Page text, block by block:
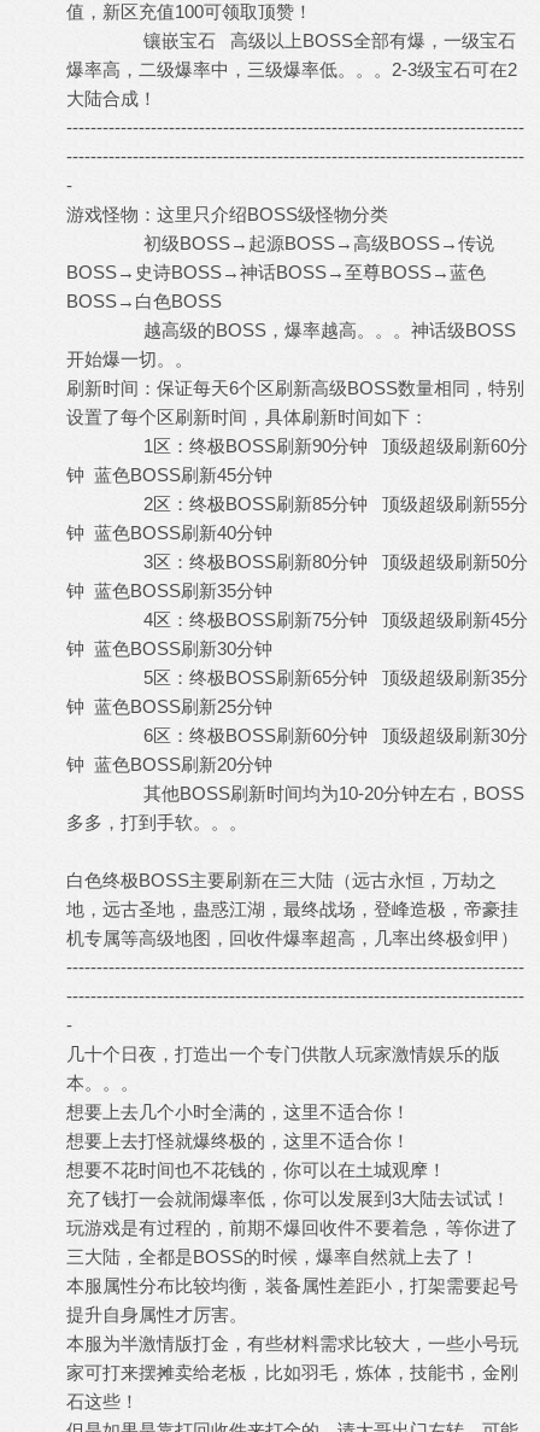
值，新区充值100可领取顶赞！
镶嵌宝石 高级以上BOSS全部有爆，一级宝石
爆率高，二级爆率中，三级爆率低。。。2-3级宝石可在2
大陆合成！
----------------------------------------------------------------------------
----------------------------------------------------------------------------
-
游戏怪物：这里只介绍BOSS级怪物分类
初级BOSS→起源BOSS→高级BOSS→传说
BOSS→史诗BOSS→神话BOSS→至尊BOSS→蓝色
BOSS→白色BOSS
越高级的BOSS，爆率越高。。。神话级BOSS
开始爆一切。。
刷新时间：保证每天6个区刷新高级BOSS数量相同，特别
设置了每个区刷新时间，具体刷新时间如下：
1区：终极BOSS刷新90分钟 顶级超级刷新60分
钟 蓝色BOSS刷新45分钟
2区：终极BOSS刷新85分钟 顶级超级刷新55分
钟 蓝色BOSS刷新40分钟
3区：终极BOSS刷新80分钟 顶级超级刷新50分
钟 蓝色BOSS刷新35分钟
4区：终极BOSS刷新75分钟 顶级超级刷新45分
钟 蓝色BOSS刷新30分钟
5区：终极BOSS刷新65分钟 顶级超级刷新35分
钟 蓝色BOSS刷新25分钟
6区：终极BOSS刷新60分钟 顶级超级刷新30分
钟 蓝色BOSS刷新20分钟
其他BOSS刷新时间均为10-20分钟左右，BOSS
多多，打到手软。。。
白色终极BOSS主要刷新在三大陆（远古永恒，万劫之
地，远古圣地，蛊惑江湖，最终战场，登峰造极，帝豪挂
机专属等高级地图，回收件爆率超高，几率出终极剑甲）
----------------------------------------------------------------------------
----------------------------------------------------------------------------
-
几十个日夜，打造出一个专门供散人玩家激情娱乐的版
本。。。
想要上去几个小时全满的，这里不适合你！
想要上去打怪就爆终极的，这里不适合你！
想要不花时间也不花钱的，你可以在土城观摩！
充了钱打一会就闹爆率低，你可以发展到3大陆去试试！
玩游戏是有过程的，前期不爆回收件不要着急，等你进了
三大陆，全都是BOSS的时候，爆率自然就上去了！
本服属性分布比较均衡，装备属性差距小，打架需要起号
提升自身属性才厉害。
本服为半激情版打金，有些材料需求比较大，一些小号玩
家可打来摆摊卖给老板，比如羽毛，炼体，技能书，金刚
石这些！